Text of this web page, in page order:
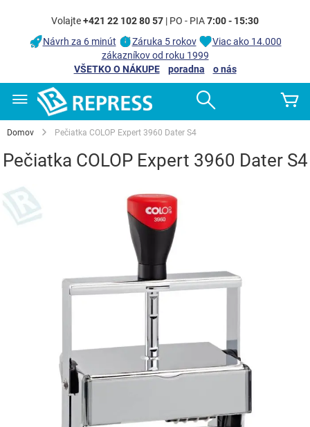
Volajte+421 22 102 80 57 | PO - PIA7:00 - 15:30
Návrh za 6 minút
Záruka 5 rokov
Viac ako 14.000
zákazníkov od roku 1999
VŠETKO O NÁKUPE
poradna
o nás
Domov Pečiatka COLOP Expert 3960 Dater S4
Pečiatka COLOP Expert 3960 Dater S4
Preskočiť
koniec